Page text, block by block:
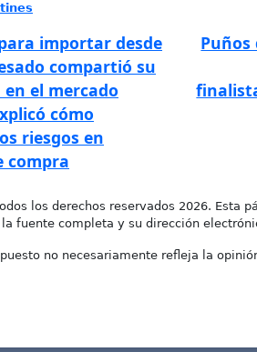
importar desde
compartió su
el mercado
cómo
riesgos en
compra
Puños
los derechos reservados 2026. Esta
fuente completa y su dirección
no necesariamente refleja la